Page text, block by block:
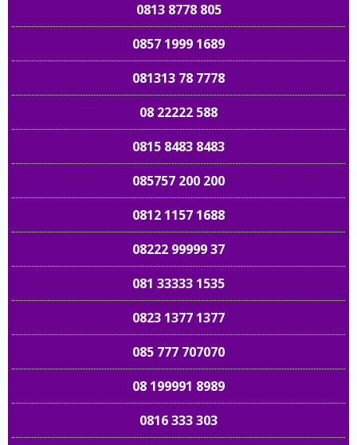
0813 8778 805
0857 1999 1689
081313 78 7778
08 22222 588
0815 8483 8483
085757 200 200
0812 1157 1688
08222 99999 37
081 33333 1535
0823 1377 1377
085 777 707070
08 199991 8989
0816 333 303